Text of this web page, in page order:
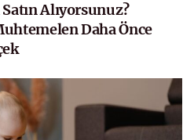
Alıyorsunuz?
Daha Önce